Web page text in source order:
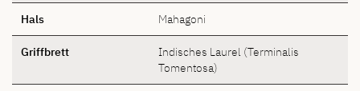
Hals Mahagoni
Griffbrett
Indisches Laurel (Terminalis
Tomentosa)